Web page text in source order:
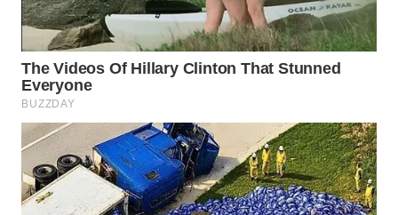
CIANJUR
WN
KEPULAUAN
SERIBU
TANGERANG
WN